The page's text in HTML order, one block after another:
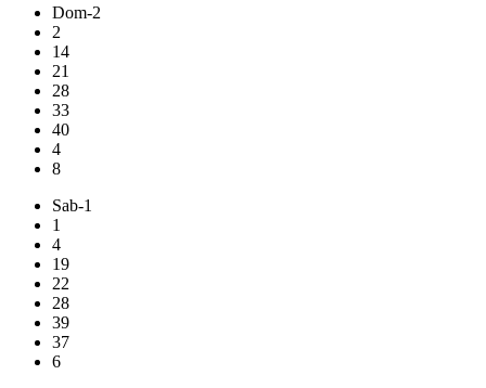
Dom-2
2
14
21
28
33
40
4
8
Sab-1
1
4
19
22
28
39
37
6